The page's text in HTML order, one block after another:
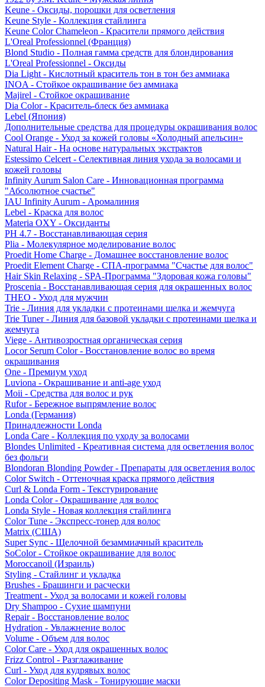
Keune - Оксиды, порошки для осветления
Keune Style - Коллекция стайлинга
Keune Color Chameleon - Красители прямого действия
L'Oreal Professionnel (Франция)
Blond Studio - Полная гамма средств для блондирования
L'Oreal Professionnel - Оксиды
Dia Light - Кислотный краситель тон в тон без аммиака
INOA - Стойкое окрашивание без аммиака
Majirel - Стойкое окрашивание
Dia Color - Краситель-блеск без аммиака
Lebel (Япония)
Дополнительные средства для процедуры окрашивания волос
Cool Orange - Уход за кожей головы «Холодный апельсин»
Natural Hair - На основе натуральных экстрактов
Estessimo Celcert - Селективная линия ухода за волосами и
кожей головы
Infinity Aurum Salon Care - Инновационная программа
"Абсолютное счастье"
IAU Infinity Aurum - Аромалиния
Lebel - Краска для волос
Materia OXY - Оксиданты
PH 4.7 - Восстанавливающая серия
Plia - Молекулярное моделирование волос
Proedit Home Charge - Домашнее восстановление волос
Proedit Element Charge - СПА-программа "Счастье для волос"
Hair Skin Relaxing - SPA-Программа "Здоровая кожа головы"
Proscenia - Восстанавливающая серия для окрашенных волос
THEO - Уход для мужчин
Trie - Линия для укладки с протеинами шелка и жемчуга
Trie Tuner - Линия для базовой укладки с протеинами шелка и
жемчуга
Viege - Антивозростная органическая серия
Locor Serum Color - Восстановление волос во время
окрашивания
One - Премиум уход
Luviona - Окрашивание и anti-age уход
Moii - Средства для волос и рук
Rufor - Бережное выпрямление волос
Londa (Германия)
Принадлежности Londa
Londa Care - Коллекция по уходу за волосами
Blondes Unlimited - Креативная система для осветления волос
без фольги
Blondoran Blonding Powder - Препараты для осветления волос
Color Switch - Оттеночная краска прямого действия
Curl & Londa Form - Текстурирование
Londa Color - Окрашивание для волос
Londa Style - Новая коллекция стайлинга
Color Tune - Экспресс-тонер для волос
Matrix (США)
Super Sync - Щелочной безаммиачный краситель
SoColor - Стойкое окрашивание для волос
Moroccanoil (Израиль)
Styling - Стайлинг и укладка
Brushes - Брашинги и расчески
Treatment - Уход за волосами и кожей головы
Dry Shampoo - Сухие шампуни
Repair - Восстановление волос
Hydration - Увлажнение волос
Volume - Объем для волос
Color Care - Уход для окрашенных волос
Frizz Control - Разглаживание
Curl - Уход для кудрявых волос
Color Depositing Mask - Тонирующие маски